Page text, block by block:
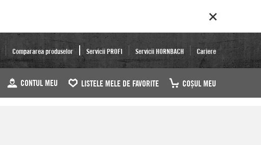
Compararea produselor Servicii PROFI Servicii HORNBACH Cariere
CONTUL MEU LISTELE MELE DE FAVORITE COŞUL MEU